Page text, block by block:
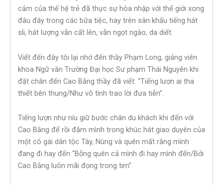
cảm của thế hệ trẻ đã thực sự hòa nhập với thế giới xong
đâu đây trong các bữa tiệc, hay trên sân khấu tiếng hát
sli, hát lượng vẫn cất lên, vẫn ngọt ngào, da diết.
Viết đến đây tôi lại nhớ đến thầy Phạm Long, giảng viên
khoa Ngữ văn Trường Đại học Sư phạm Thái Nguyên khi
đặt chân đến Cao Bằng thầy đã viết: “Tiếng lượn ai tha
thiết bên thung/Như vô tình trao lời đưa tiễn”.
Tiếng lượn như níu giữ bước chân du khách khi đến với
Cao Bằng để rồi đắm mình trong khúc hát giao duyên của
một cô gái dân tộc Tày, Nùng và quên mất rằng mình
đang đi hay đến “Bỗng quên cả mình đi hay mình đến/Bởi
Cao Bằng luôn mãi đọng trong tim”.